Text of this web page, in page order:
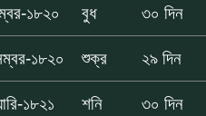
১৮২০ বুধ ৩০ দিন
১৮২০ শুক্র ২৯ দিন
১৮২১ শনি ৩০ দিন